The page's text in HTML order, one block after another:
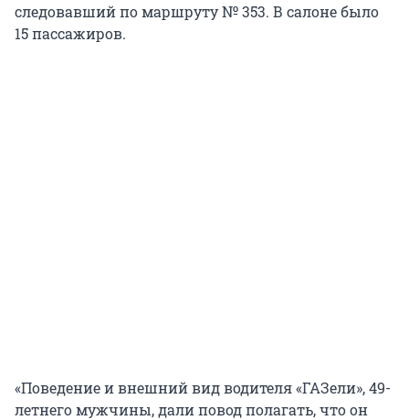
следовавший по маршруту № 353. В салоне было
15 пассажиров.
«Поведение и внешний вид водителя «ГАЗели», 49-
летнего мужчины, дали повод полагать, что он